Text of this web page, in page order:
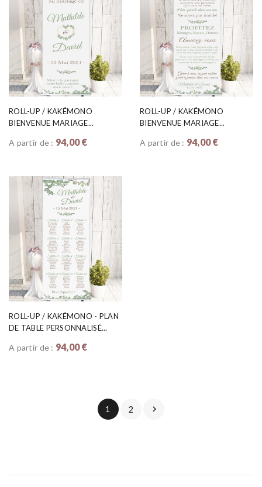
ROLL-UP / KAKÉMONO
BIENVENUE MARIAGE...
A partir de : 94,00 €
ROLL-UP / KAKÉMONO
BIENVENUE MARIAGE...
A partir de : 94,00 €
ROLL-UP / KAKÉMONO - PLAN
DE TABLE PERSONNALISÉ...
A partir de : 94,00 €
1 2 